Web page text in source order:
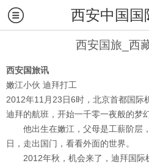
西安中国国
西安国旅_西
西安国旅讯
嫩江小伙 迪拜打工
2012年11月23日6时，北京首都国际
迪拜的航班，开始一千零一夜般的梦
他出生在嫩江，父母是工薪阶层
日，走出国门，看看外面的世界。
2012年秋，机会来了，迪拜国际